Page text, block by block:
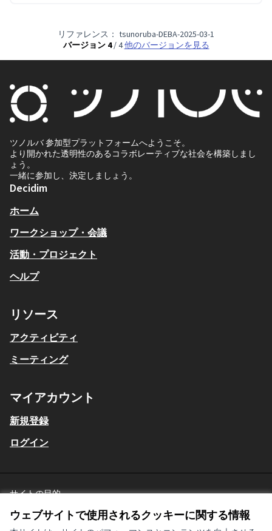
ウェブサイトで使用されるクッキーに関する情報
リファレンス： tsunoruba-DEBA-2025-03-1
バージョン 4/ 4 他のバージョンを見る
ツノルバ 参加型プラットフォームへようこそ。
より開かれた透明性のあるコラボレーティブな社会を構築しまし
ょう。
一緒に参加し、決定しましょう。
Decidim
ホーム
ワークショップ・会議
活動・プロジェクト
ヘルプ
リソース
アクティビティ
ミーティング
マイアカウント
新規登録
ログイン
サイトの目的
利用規約
Cookieの設定
日本語
Choose language言語を選択